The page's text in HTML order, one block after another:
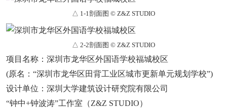
△ 1-1剖面图 © Z&Z STUDIO
△ 2-2剖面图 © Z&Z STUDIO
项目名称：深圳市龙华区外国语学校福城校区
(原名：“深圳市龙华区田背工业区城市更新单元规划学校”)
设计单位：深圳大学建筑设计研究院有限公司
“钟中+钟波涛”工作室（Z&Z STUDIO）